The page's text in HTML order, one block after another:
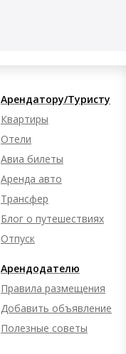
Арендатору/Туристу
Квартиры
Отели
Авиа билеты
Аренда авто
Трансфер
Блог о путешествиях
Отпуск
Арендодателю
Правила размещения
Добавить объявление
Полезные советы